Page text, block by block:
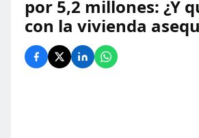
por 5,2 millones: ¿Y
con la vivienda